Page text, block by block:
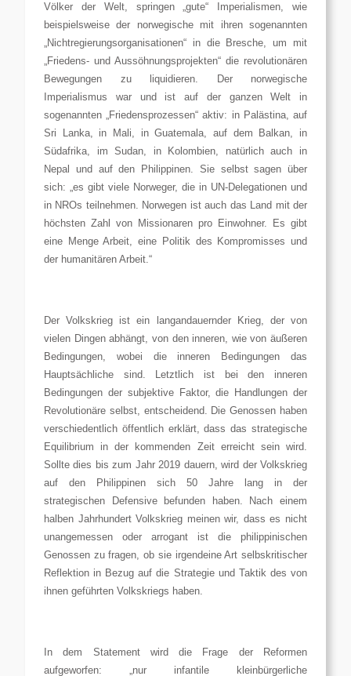
Völker der Welt, springen „gute“ Imperialismen, wie
beispielsweise der norwegische mit ihren sogenannten
„Nichtregierungsorganisationen“ in die Bresche, um mit
„Friedens- und Aussöhnungsprojekten“ die revolutionären
Bewegungen zu liquidieren. Der norwegische
Imperialismus war und ist auf der ganzen Welt in
sogenannten „Friedensprozessen“ aktiv: in Palästina, auf
Sri Lanka, in Mali, in Guatemala, auf dem Balkan, in
Südafrika, im Sudan, in Kolombien, natürlich auch in
Nepal und auf den Philippinen. Sie selbst sagen über
sich: „es gibt viele Norweger, die in UN-Delegationen und
in NROs teilnehmen. Norwegen ist auch das Land mit der
höchsten Zahl von Missionaren pro Einwohner. Es gibt
eine Menge Arbeit, eine Politik des Kompromisses und
der humanitären Arbeit.“
Der Volkskrieg ist ein langandauernder Krieg, der von
vielen Dingen abhängt, von den inneren, wie von äußeren
Bedingungen, wobei die inneren Bedingungen das
Hauptsächliche sind. Letztlich ist bei den inneren
Bedingungen der subjektive Faktor, die Handlungen der
Revolutionäre selbst, entscheidend. Die Genossen haben
verschiedentlich öffentlich erklärt, dass das strategische
Equilibrium in der kommenden Zeit erreicht sein wird.
Sollte dies bis zum Jahr 2019 dauern, wird der Volkskrieg
auf den Philippinen sich 50 Jahre lang in der
strategischen Defensive befunden haben. Nach einem
halben Jahrhundert Volkskrieg meinen wir, dass es nicht
unangemessen oder arrogant ist die philippinischen
Genossen zu fragen, ob sie irgendeine Art selbskritischer
Reflektion in Bezug auf die Strategie und Taktik des von
ihnen geführten Volkskriegs haben.
In dem Statement wird die Frage der Reformen
aufgeworfen: „nur infantile kleinbürgerliche